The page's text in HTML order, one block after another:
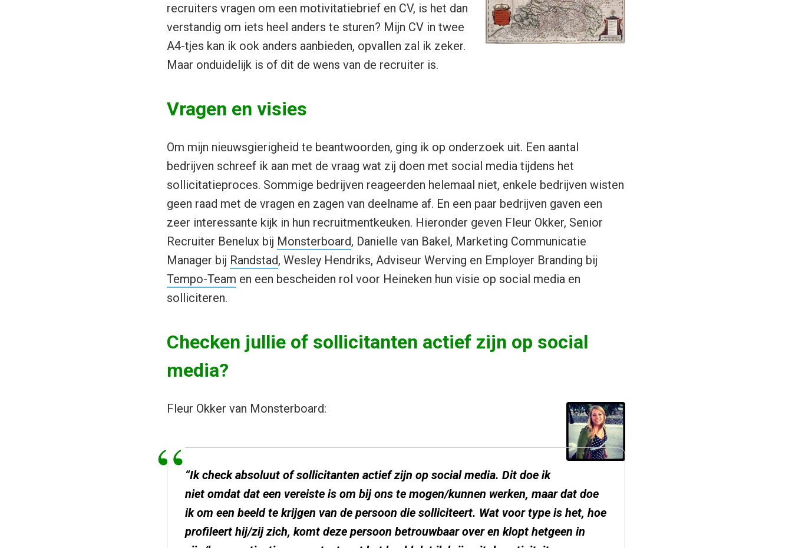
recruiters vragen om een motivitatiebrief en CV, is het dan
verstandig om iets heel anders te sturen? Mijn CV in twee
A4-tjes kan ik ook anders aanbieden, opvallen zal ik zeker.
Maar onduidelijk is of dit de wens van de recruiter is.
Vragen en visies
Om mijn nieuwsgierigheid te beantwoorden, ging ik op onderzoek uit. Een aantal
bedrijven schreef ik aan met de vraag wat zij doen met social media tijdens het
sollicitatieproces. Sommige bedrijven reageerden helemaal niet, enkele bedrijven wisten
geen raad met de vragen en zagen van deelname af. En een paar bedrijven gaven een
zeer interessante kijk in hun recruitmentkeuken. Hieronder geven Fleur Okker, Senior
Recruiter Benelux bij Monsterboard, Danielle van Bakel, Marketing Communicatie
Manager bij Randstad, Wesley Hendriks, Adviseur Werving en Employer Branding bij
Tempo-Team en een bescheiden rol voor Heineken hun visie op social media en
solliciteren.
Checken jullie of sollicitanten actief zijn op social
media?
Fleur Okker van Monsterboard:
“Ik check absoluut of sollicitanten actief zijn op social media. Dit doe ik
niet omdat dat een vereiste is om bij ons te mogen/kunnen werken, maar dat doe
ik om een beeld te krijgen van de persoon die solliciteert. Wat voor type is het, hoe
profileert hij/zij zich, komt deze persoon betrouwbaar over en klopt hetgeen in